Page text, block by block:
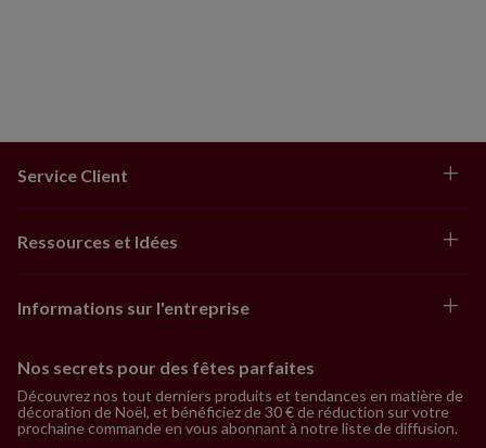
Service Client
Ressources et Idées
Informations sur l'entreprise
Nos secrets pour des fêtes parfaites
Découvrez nos tout derniers produits et tendances en matière de
décoration de Noël, et bénéficiez de 30 € de réduction sur votre
prochaine commande en vous abonnant à notre liste de diffusion.